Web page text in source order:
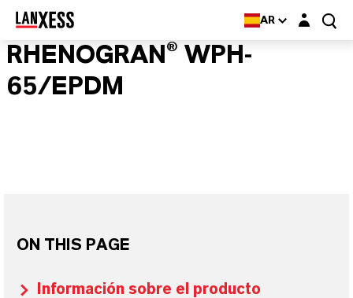
AR Login layer
RHENOGRAN® WPH-
65/EPDM
ON THIS PAGE
Información sobre el producto